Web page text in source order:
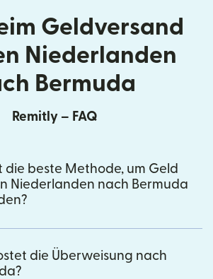
Geldversand
Niederlanden
Bermuda
Remitly – FAQ
die beste Methode, um Geld
Niederlanden nach Bermuda
die Überweisung nach